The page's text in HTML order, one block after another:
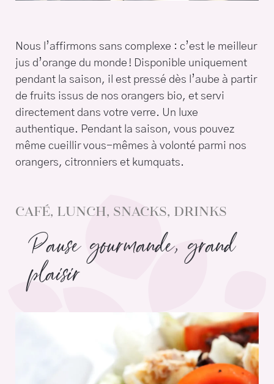
Nous l’affirmons sans complexe : c’est le meilleur
jus d’orange du monde ! Disponible uniquement
pendant la saison, il est pressé dès l’aube à partir
de fruits issus de nos orangers bio, et servi
directement dans votre verre. Un luxe
authentique. Pendant la saison, vous pouvez
même cueillir vous-mêmes à volonté parmi nos
orangers, citronniers et kumquats.
CAFÉ, LUNCH, SNACKS, DRINKS
Pause gourmande, grand
plaisir